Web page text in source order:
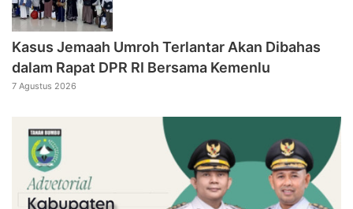
Kasus Jemaah Umroh Terlantar Akan Dibahas
dalam Rapat DPR RI Bersama Kemenlu
7 Agustus 2026